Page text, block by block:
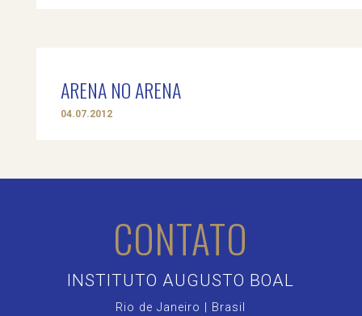
ARENA NO ARENA
04.07.2012
CONTATO
INSTITUTO AUGUSTO BOAL
Rio de Janeiro | Brasil